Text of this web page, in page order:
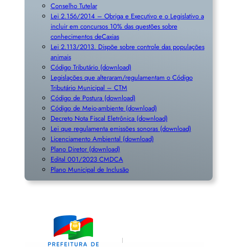
Conselho Tutelar
Lei 2.156/2014 – Obriga e Executivo e o Legislativo a
incluir em concursos 10% das questões sobre
conhecimentos deCaxias
Lei 2.113/2013. Dispõe sobre controle das populações
animais
Código Tributário (download)
Legislações que alteraram/regulamentam o Código
Tributário Municipal – CTM
Código de Postura (download)
Código de Meio-ambiente (download)
Decreto Nota Fiscal Eletrônica (download)
Lei que regulamenta emissões sonoras (download)
Licenciamento Ambiental (download)
Plano Diretor (download)
Edital 001/2023 CMDCA
Plano Municipal de Inclusão